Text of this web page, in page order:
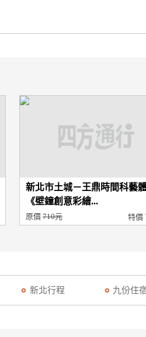
新北市土城－王鼎時間科藝
《壁鐘創意彩繪...
原價710元 特價
新北行程 九份住